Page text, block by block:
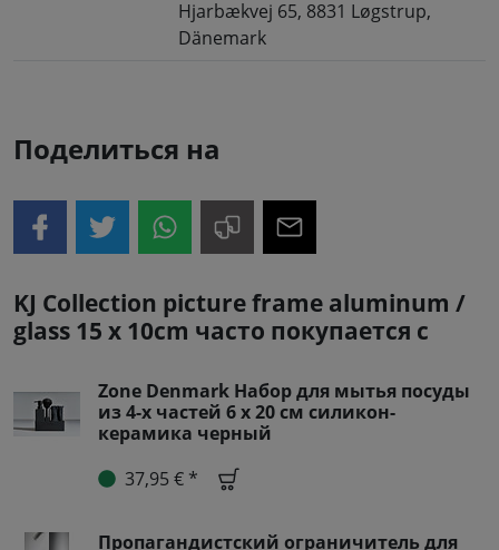
Hjarbækvej 65, 8831 Løgstrup,
Dänemark
Поделиться на
KJ Collection picture frame aluminum /
glass 15 x 10cm часто покупается с
Zone Denmark Набор для мытья посуды
из 4-х частей 6 x 20 см силикон-
керамика черный
37,95 € *
Пропагандистский ограничитель для